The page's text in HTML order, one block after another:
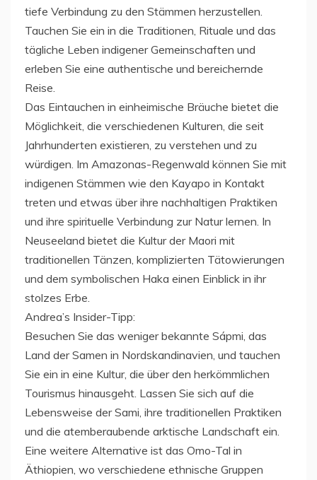
tiefe Verbindung zu den Stämmen herzustellen.
Tauchen Sie ein in die Traditionen, Rituale und das
tägliche Leben indigener Gemeinschaften und
erleben Sie eine authentische und bereichernde
Reise.
Das Eintauchen in einheimische Bräuche bietet die
Möglichkeit, die verschiedenen Kulturen, die seit
Jahrhunderten existieren, zu verstehen und zu
würdigen. Im Amazonas-Regenwald können Sie mit
indigenen Stämmen wie den Kayapo in Kontakt
treten und etwas über ihre nachhaltigen Praktiken
und ihre spirituelle Verbindung zur Natur lernen. In
Neuseeland bietet die Kultur der Maori mit
traditionellen Tänzen, komplizierten Tätowierungen
und dem symbolischen Haka einen Einblick in ihr
stolzes Erbe.
Andrea’s Insider-Tipp:
Besuchen Sie das weniger bekannte Sápmi, das
Land der Samen in Nordskandinavien, und tauchen
Sie ein in eine Kultur, die über den herkömmlichen
Tourismus hinausgeht. Lassen Sie sich auf die
Lebensweise der Sami, ihre traditionellen Praktiken
und die atemberaubende arktische Landschaft ein.
Eine weitere Alternative ist das Omo-Tal in
Äthiopien, wo verschiedene ethnische Gruppen